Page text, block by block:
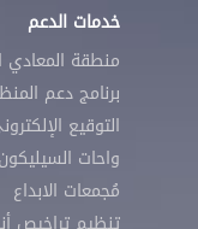
خدمات الدعم
منطقة المعادي
برنامج دعم
التوقيع
واحات السيليكون
مُجمعات الابداع